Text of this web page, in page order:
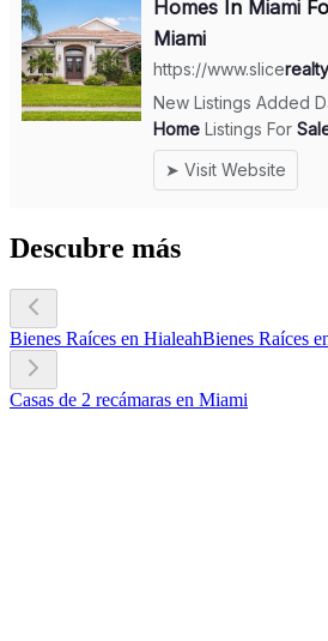
Descubre más
Bienes Raíces en HialeahBienes Raíces
Casas de 2 recámaras en Miami